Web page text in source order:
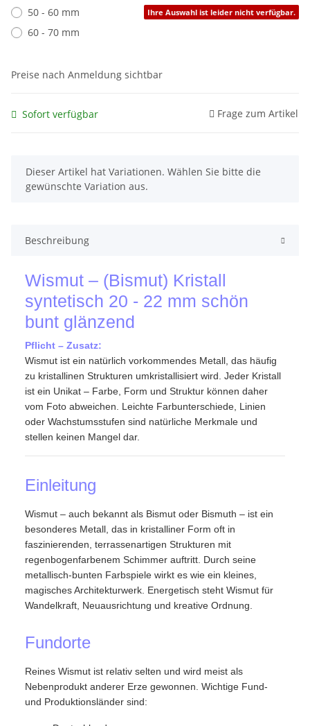
50 - 60 mm
Ihre Auswahl ist leider nicht verfügbar.
60 - 70 mm
Preise nach Anmeldung sichtbar
Sofort verfügbar Frage zum Artikel
x
Dieser Artikel hat Variationen. Wählen Sie bitte die
gewünschte Variation aus.
Beschreibung
Wismut – (Bismut) Kristall
syntetisch 20 - 22 mm schön
bunt glänzend
Pflicht – Zusatz:
Wismut ist ein natürlich vorkommendes Metall, das häufig
zu kristallinen Strukturen umkristallisiert wird. Jeder Kristall
ist ein Unikat – Farbe, Form und Struktur können daher
vom Foto abweichen. Leichte Farbunterschiede, Linien
oder Wachstumsstufen sind natürliche Merkmale und
stellen keinen Mangel dar.
Einleitung
Wismut – auch bekannt als Bismut oder Bismuth – ist ein
besonderes Metall, das in kristalliner Form oft in
faszinierenden, terrassenartigen Strukturen mit
regenbogenfarbenem Schimmer auftritt. Durch seine
metallisch-bunten Farbspiele wirkt es wie ein kleines,
magisches Architekturwerk. Energetisch steht Wismut für
Wandelkraft, Neuausrichtung und kreative Ordnung.
Fundorte
Reines Wismut ist relativ selten und wird meist als
Nebenprodukt anderer Erze gewonnen. Wichtige Fund-
und Produktionsländer sind: